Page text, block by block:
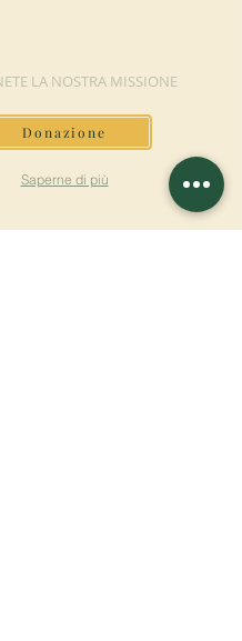
LA NOSTRA MISSIONE
Donazione
Saperne di più